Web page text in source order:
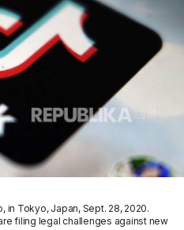
in Tokyo, Japan, Sept. 28, 2020.
filing legal challenges against new